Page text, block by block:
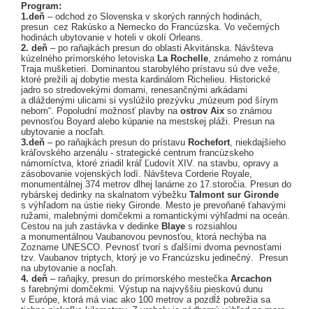
Program:
1.deň – odchod zo Slovenska v skorých ranných hodinách,
presun cez Rakúsko a Nemecko do Francúzska. Vo večerných
hodinách ubytovanie v hoteli v okolí Orleans.
2. deň – po raňajkách presun do oblasti Akvitánska. Návšteva
kúzelného prímorského letoviska La Rochelle, známeho z románu
Traja mušketieri. Dominantou starobylého prístavu sú dve veže,
ktoré prežili aj dobytie mesta kardinálom Richelieu. Historické
jadro so stredovekými domami, renesančnými arkádami
a dláždenými ulicami si vyslúžilo prezývku „múzeum pod šírym
nebom“. Popoludní možnosť plavby na ostrov Aix so známou
pevnosťou Boyard alebo kúpanie na mestskej pláži. Presun na
ubytovanie a nocľah.
3.deň – po raňajkách presun do prístavu Rochefort, niekdajšieho
kráľovského arzenálu - strategické centrum francúzskeho
námorníctva, ktoré zriadil kráľ Ľudovít XIV. na stavbu, opravy a
zásobovanie vojenských lodí. Návšteva Corderie Royale,
monumentálnej 374 metrov dlhej lanárne zo 17.storočia. Presun do
rybárskej dedinky na skalnatom výbežku Talmont sur Gironde
s výhľadom na ústie rieky Gironde. Mesto je prevoňané ťahavými
ružami, malebnými domčekmi a romantickými výhľadmi na oceán.
Cestou na juh zastávka v dedinke Blaye s rozsiahlou
a monumentálnou Vaubanovou pevnosťou, ktorá nechýba na
Zozname UNESCO. Pevnosť tvorí s ďalšími dvoma pevnosťami
tzv. Vaubanov triptych, ktorý je vo Francúzsku jedinečný. Presun
na ubytovanie a nocľah.
4. deň – raňajky, presun do prímorského mestečka Arcachon
s farebnými domčekmi. Výstup na najvyššiu pieskovú dunu
v Európe, ktorá má viac ako 100 metrov a pozdĺž pobrežia sa